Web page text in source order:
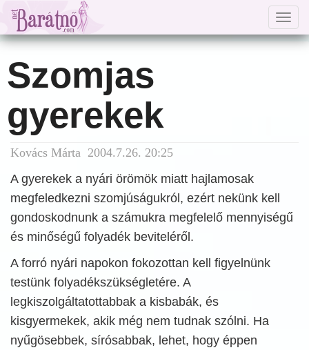
Szomjas
gyerekek
Kovács Márta 2004.7.26. 20:25
A gyerekek a nyári örömök miatt hajlamosak
megfeledkezni szomjúságukról, ezért nekünk kell
gondoskodnunk a számukra megfelelő mennyiségű
és minőségű folyadék beviteléről.
A forró nyári napokon fokozottan kell figyelnünk
testünk folyadékszükségletére. A
legkiszolgáltatottabbak a kisbabák, és
kisgyermekek, akik még nem tudnak szólni. Ha
nyűgösebbek, sírósabbak, lehet, hogy éppen